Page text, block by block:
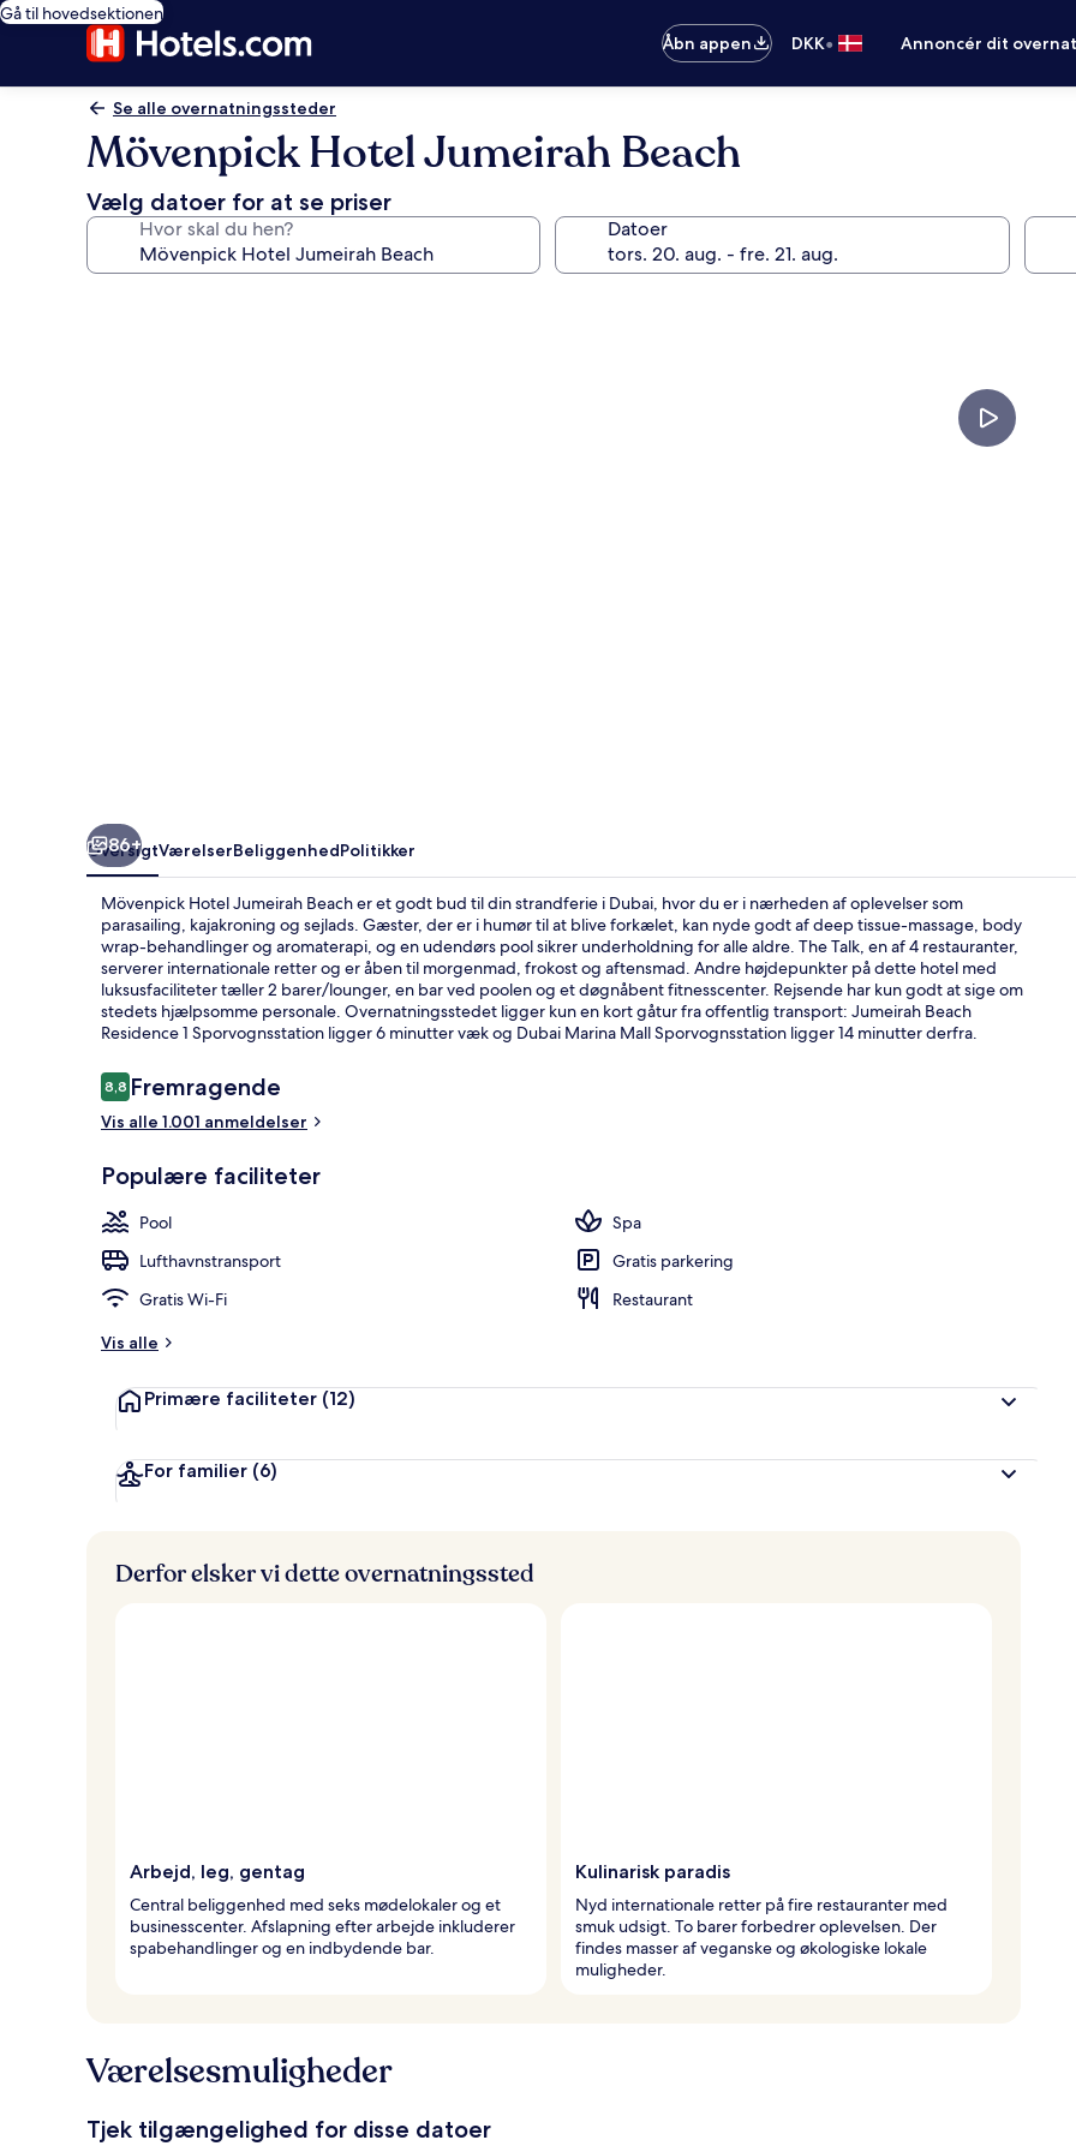
Gå til hovedsektionen
Åbn appen
DKK• Annoncér dit
Se alle overnatningssteder
Mövenpick Hotel Jumeirah Beach
Vælg datoer for at se priser
Hvor skal du hen? Datoer
Executive-
86+
OversigtVærelserBeliggenhedPolitikker
Mövenpick Hotel Jumeirah Beach er et godt bud til din strandferie i Dubai, hvor du er i nærheden af oplevelser som
parasailing, kajakroning og sejlads. Gæster, der er i humør til at blive forkælet, kan nyde godt af deep tissue-massage, body
wrap-behandlinger og aromaterapi, og en udendørs pool sikrer underholdning for alle aldre. The Talk, en af 4 restauranter,
serverer internationale retter og er åben til morgenmad, frokost og aftensmad. Andre højdepunkter på dette hotel med
luksusfaciliteter tæller 2 barer/lounger, en bar ved poolen og et døgnåbent fitnesscenter. Rejsende har kun godt at sige om
stedets hjælpsomme personale. Overnatningsstedet ligger kun en kort gåtur fra offentlig transport: Jumeirah Beach
Residence 1 Sporvognsstation ligger 6 minutter væk og Dubai Marina Mall Sporvognsstation ligger 14 minutter derfra.
Anmeldelser
8,88,8 ud af 10.
Fremragende
Vis alle 1.001 anmeldelser
Populære faciliteter
Pool
Spa
Lufthavnstransport
Gratis parkering
Gratis Wi-Fi
Restaurant
Vis alle
Primære faciliteter (12)
For familier (6)
Derfor elsker vi dette overnatningssted
Arbejd, leg, gentag
Central beliggenhed med seks mødelokaler og et
businesscenter. Afslapning efter arbejde inkluderer
spabehandlinger og en indbydende bar.
Kulinarisk paradis
Nyd internationale retter på fire restauranter med
smuk udsigt. To barer forbedrer oplevelsen. Der
findes masser af veganske og økologiske lokale
muligheder.
Værelsesmuligheder
Tjek tilgængelighed for disse datoer